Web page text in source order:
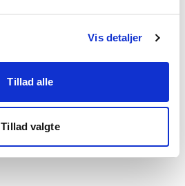
Vis detaljer
Tillad alle
Tillad valgte